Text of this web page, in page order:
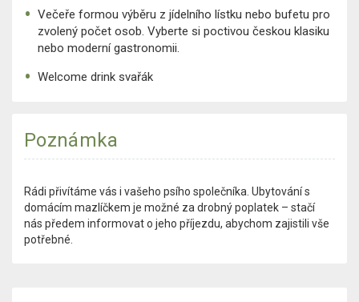
Večeře formou výběru z jídelního lístku nebo bufetu pro
zvolený počet osob. Vyberte si poctivou českou klasiku
nebo moderní gastronomii.
Welcome drink svařák
Poznámka
Rádi přivítáme vás i vašeho psího společníka. Ubytování s
domácím mazlíčkem je možné za drobný poplatek – stačí
nás předem informovat o jeho příjezdu, abychom zajistili vše
potřebné.